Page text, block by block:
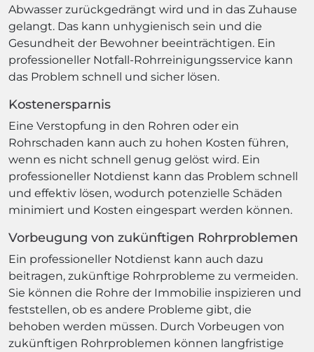
Abwasser zurückgedrängt wird und in das Zuhause
gelangt. Das kann unhygienisch sein und die
Gesundheit der Bewohner beeinträchtigen. Ein
professioneller Notfall-Rohrreinigungsservice kann
das Problem schnell und sicher lösen.
Kostenersparnis
Eine Verstopfung in den Rohren oder ein
Rohrschaden kann auch zu hohen Kosten führen,
wenn es nicht schnell genug gelöst wird. Ein
professioneller Notdienst kann das Problem schnell
und effektiv lösen, wodurch potenzielle Schäden
minimiert und Kosten eingespart werden können.
Vorbeugung von zukünftigen Rohrproblemen
Ein professioneller Notdienst kann auch dazu
beitragen, zukünftige Rohrprobleme zu vermeiden.
Sie können die Rohre der Immobilie inspizieren und
feststellen, ob es andere Probleme gibt, die
behoben werden müssen. Durch Vorbeugen von
zukünftigen Rohrproblemen können langfristige